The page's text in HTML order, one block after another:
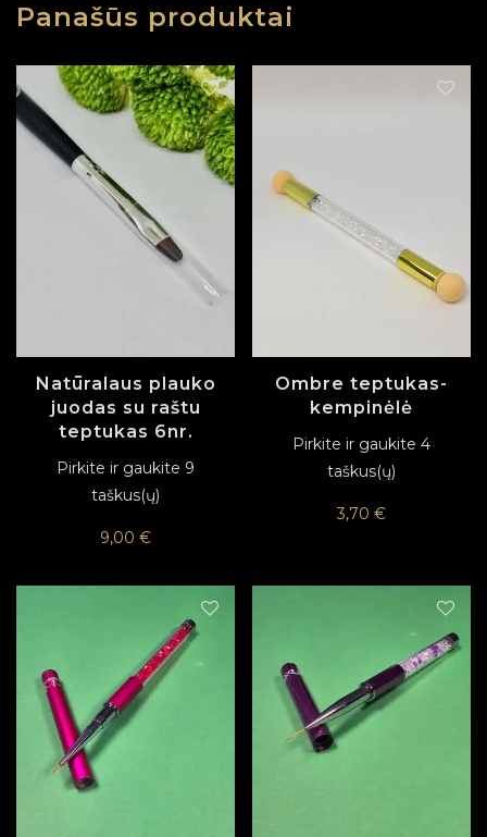
Panašūs produktai
Natūralaus plauko
juodas su raštu
teptukas 6nr.
Pirkite ir gaukite 9
taškus(ų)
9,00 €
Ombre teptukas-
kempinėlė
Pirkite ir gaukite 4
taškus(ų)
3,70 €